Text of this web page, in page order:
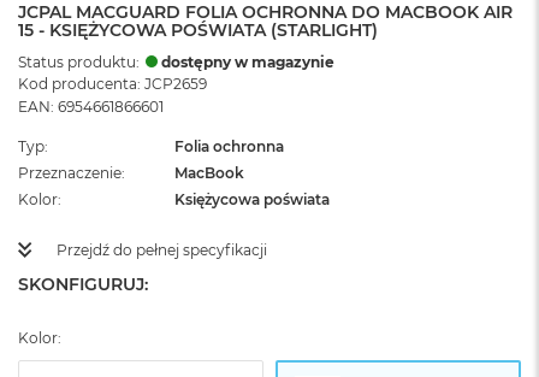
JCPAL MACGUARD FOLIA OCHRONNA DO MACBOOK AIR
15 - KSIĘŻYCOWA POŚWIATA (STARLIGHT)
Status produktu:
dostępny w magazynie
Kod producenta: JCP2659
EAN: 6954661866601
Typ
Folia ochronna
Przeznaczenie
MacBook
Kolor
Księżycowa poświata
Przejdź do pełnej specyfikacji
SKONFIGURUJ:
Kolor: